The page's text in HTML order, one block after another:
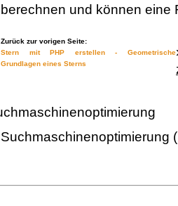
berechnen und können eine
Zurück zur vorigen Seite:
Stern mit PHP erstellen - Geometrische
Grundlagen eines Sterns
Suchmaschinenoptimierung